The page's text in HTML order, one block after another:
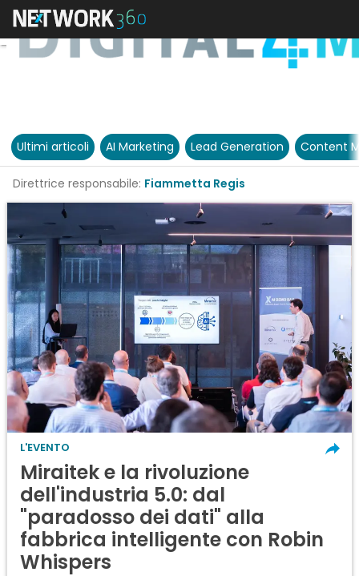
Ultimi articoli AI Marketing Lead Generation Content
Direttrice responsabile: Fiammetta Regis
L'EVENTO
Miraitek e la rivoluzione
dell'industria 5.0: dal
"paradosso dei dati" alla
fabbrica intelligente con Robin
Whispers